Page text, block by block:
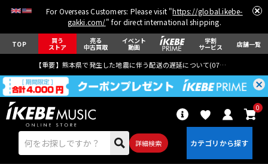
For Overseas Customers: Please visit "https://global.ikebe-
gakki.com/" for direct international shipping.
TOP 買う
ストア
売る
中古買取
イベント
動画
学割
サービス 店舗一覧
【重要】熊本県で発生した地震に伴う配送の遅延について(07月29日
詳細検索
0